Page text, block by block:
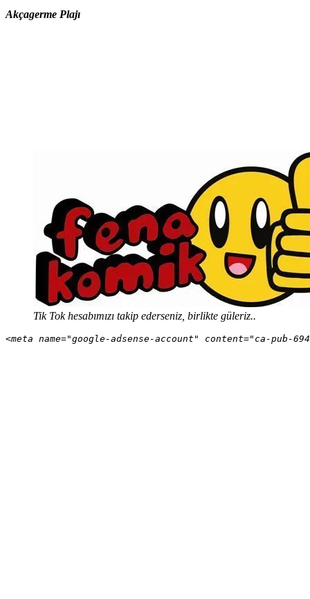
Akçagerme Plajı
Tik Tok hesabımızı takip ederseniz, birlikte güleriz..
<meta name="google-adsense-account" content="ca-pub-